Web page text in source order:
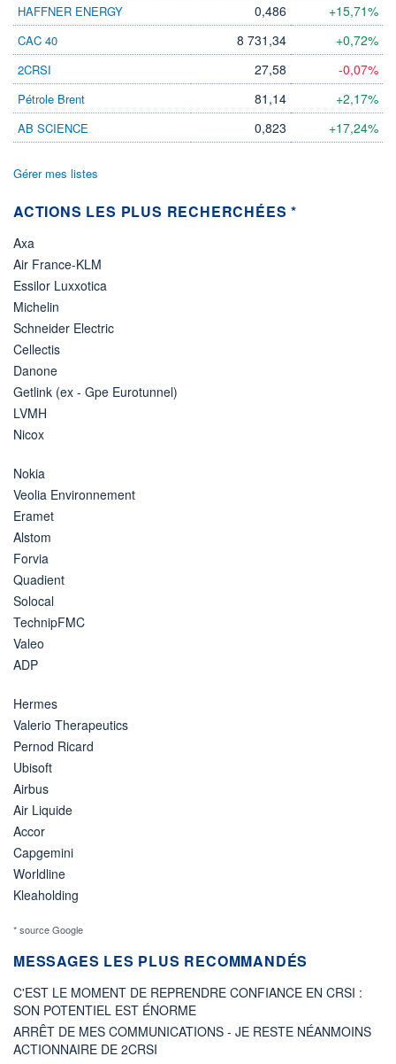
+ PORTEFEUILLE + LISTE
HAFFNER ENERGY
0,486 +15,71%
CAC 40 8 731,34 +0,72%
2CRSI 27,58 -0,07%
Pétrole Brent 81,14 +2,17%
AB SCIENCE 0,823 +17,24%
Gérer mes listes
ACTIONS LES PLUS RECHERCHÉES *
Axa
Air France-KLM
Essilor Luxxotica
Michelin
Schneider Electric
Cellectis
Danone
Getlink (ex - Gpe Eurotunnel)
LVMH
Nicox
Nokia
Veolia Environnement
Eramet
Alstom
Forvia
Quadient
Solocal
TechnipFMC
Valeo
ADP
Hermes
Valerio Therapeutics
Pernod Ricard
Ubisoft
Airbus
Air Liquide
Accor
Capgemini
Worldline
Kleaholding
* source Google
MESSAGES LES PLUS RECOMMANDÉS
C'EST LE MOMENT DE REPRENDRE CONFIANCE EN CRSI :
SON POTENTIEL EST ÉNORME
ARRÊT DE MES COMMUNICATIONS - JE RESTE NÉANMOINS
ACTIONNAIRE DE 2CRSI